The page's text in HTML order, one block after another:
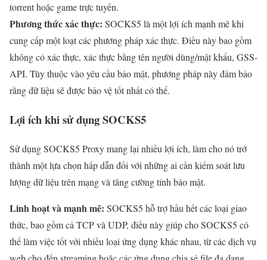
torrent hoặc game trực tuyến.
Phương thức xác thực: SOCKS5 là một lợi ích mạnh mẽ khi
cung cấp một loạt các phương pháp xác thực. Điều này bao gồm
không có xác thực, xác thực bằng tên người dùng/mật khẩu, GSS-
API. Tùy thuộc vào yêu cầu bảo mật, phương pháp này đảm bảo
rằng dữ liệu sẽ được bảo vệ tốt nhất có thể.
Lợi ích khi sử dụng SOCKS5
Sử dụng SOCKS5 Proxy mang lại nhiều lợi ích, làm cho nó trở
thành một lựa chọn hấp dẫn đối với những ai cần kiểm soát lưu
lượng dữ liệu trên mạng và tăng cường tính bảo mật.
Linh hoạt và mạnh mẽ: SOCKS5 hỗ trợ hầu hết các loại giao
thức, bao gồm cả TCP và UDP, điều này giúp cho SOCKS5 có
thể làm việc tốt với nhiều loại ứng dụng khác nhau, từ các dịch vụ